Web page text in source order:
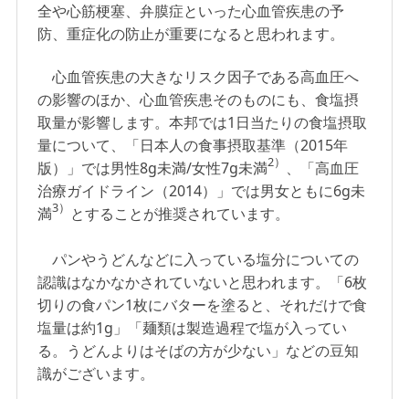
全や心筋梗塞、弁膜症といった心血管疾患の予
防、重症化の防止が重要になると思われます。
心血管疾患の大きなリスク因子である高血圧へ
の影響のほか、心血管疾患そのものにも、食塩摂
取量が影響します。本邦では1日当たりの食塩摂取
量について、「日本人の食事摂取基準（2015年
版）」では男性8g未満/女性7g未満2） 、「高血圧
治療ガイドライン（2014）」では男女ともに6g未
満3） とすることが推奨されています。
パンやうどんなどに入っている塩分についての
認識はなかなかされていないと思われます。「6枚
切りの食パン1枚にバターを塗ると、それだけで食
塩量は約1g」「麺類は製造過程で塩が入ってい
る。うどんよりはそばの方が少ない」などの豆知
識がございます。